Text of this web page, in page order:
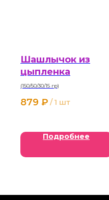
Шашлычок из
цыпленка
(150/50/30/15 гр)
879 ₽ / 1 шт
Подробнее